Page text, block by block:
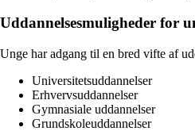
Uddannelsesmuligheder for
Unge har adgang til en bred vifte af
Universitetsuddannelser
Erhvervsuddannelser
Gymnasiale uddannelser
Grundskoleuddannelser